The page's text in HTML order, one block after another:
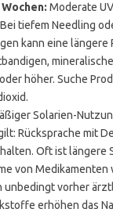
Moderate
tiefem Needling
kann eine längere
höher. Suche
Solarien-
Rücksprache mit
Oft ist längere
von Medikamenten
unbedingt vorher
erhöhen das